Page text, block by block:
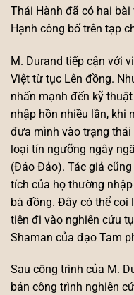
Thái Hành đã có hai bài
Hạnh công bố trên tạp
M. Durand tiếp cận với
Việt từ tục Lên đồng.
nhấn mạnh đến kỹ
nhập hồn nhiều lần, khi
đưa mình vào trạng
loại tín ngưỡng ngây
(Đảo Đảo). Tác giả
tích của họ thường
bà đồng. Đây có thể coi
tiên đi vào nghiên cứu
Shaman của đạo Tam
Sau công trình của M.
bản công trình nghiên